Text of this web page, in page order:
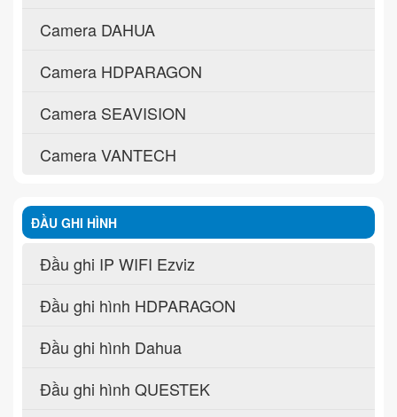
Camera DAHUA
Camera HDPARAGON
Camera SEAVISION
Camera VANTECH
ĐẦU GHI HÌNH
Đầu ghi IP WIFI Ezviz
Đầu ghi hình HDPARAGON
Đầu ghi hình Dahua
Đầu ghi hình QUESTEK